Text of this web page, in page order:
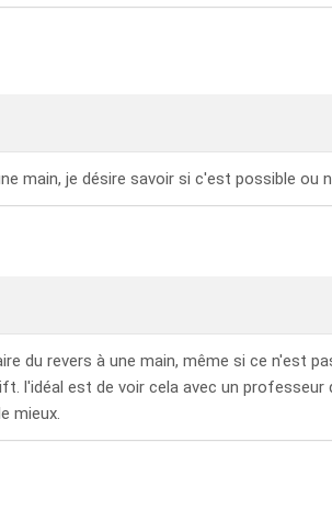
main, je désire savoir si c'est possible ou
du revers à une main, même si ce n'est
l'idéal est de voir cela avec un professeur
mieux.